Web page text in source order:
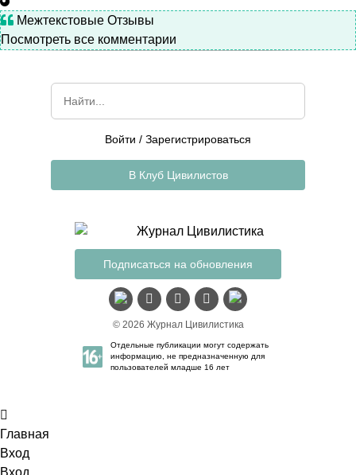
Межтекстовые Отзывы
Посмотреть все комментарии
Подписаться на обновления
© 2026 Журнал Цивилистика
Отдельные публикации могут содержать
информацию, не предназначенную для
пользователей младше 16 лет
Войти / Зарегистрироваться
В Клуб Цивилистов
Главная
Вход
Вход